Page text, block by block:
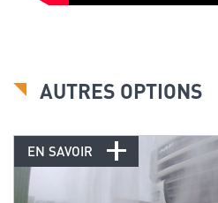
AUTRES OPTIONS
EN SAVOIR